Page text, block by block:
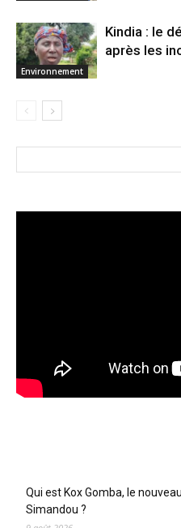
Environnement
Kindia : le
après les
Qui est Kox Gomba, le
Simandou ?